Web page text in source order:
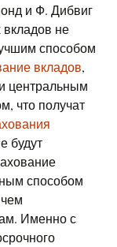
и Ф. Дибвиг
вкладов не
способом
вкладов,
центральным
что получат
будут
способом
Именно с